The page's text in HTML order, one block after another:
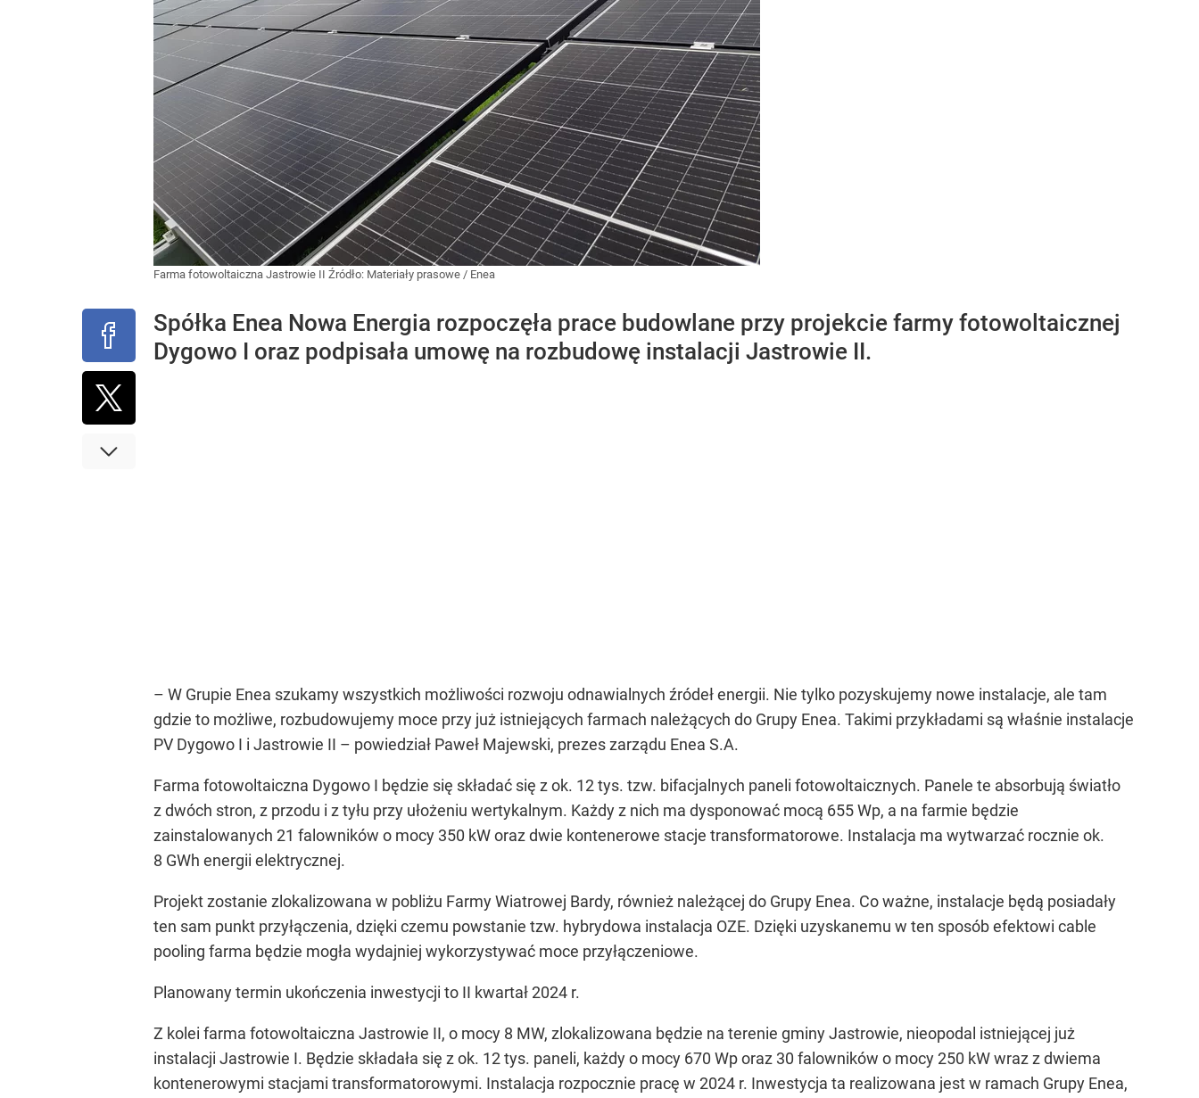
Farma fotowoltaiczna Jastrowie II Źródło: Materiały prasowe / Enea
Spółka Enea Nowa Energia rozpoczęła prace budowlane przy projekcie farmy fotowoltaicznej
Dygowo I oraz podpisała umowę na rozbudowę instalacji Jastrowie II.
– W Grupie Enea szukamy wszystkich możliwości rozwoju odnawialnych źródeł energii. Nie tylko pozyskujemy nowe instalacje, ale tam
gdzie to możliwe, rozbudowujemy moce przy już istniejących farmach należących do Grupy Enea. Takimi przykładami są właśnie instalacje
PV Dygowo I i Jastrowie II – powiedział Paweł Majewski, prezes zarządu Enea S.A.
Farma fotowoltaiczna Dygowo I będzie się składać się z ok. 12 tys. tzw. bifacjalnych paneli fotowoltaicznych. Panele te absorbują światło
z dwóch stron, z przodu i z tyłu przy ułożeniu wertykalnym. Każdy z nich ma dysponować mocą 655 Wp, a na farmie będzie
zainstalowanych 21 falowników o mocy 350 kW oraz dwie kontenerowe stacje transformatorowe. Instalacja ma wytwarzać rocznie ok.
8 GWh energii elektrycznej.
Projekt zostanie zlokalizowana w pobliżu Farmy Wiatrowej Bardy, również należącej do Grupy Enea. Co ważne, instalacje będą posiadały
ten sam punkt przyłączenia, dzięki czemu powstanie tzw. hybrydowa instalacja OZE. Dzięki uzyskanemu w ten sposób efektowi cable
pooling farma będzie mogła wydajniej wykorzystywać moce przyłączeniowe.
Planowany termin ukończenia inwestycji to II kwartał 2024 r.
Z kolei farma fotowoltaiczna Jastrowie II, o mocy 8 MW, zlokalizowana będzie na terenie gminy Jastrowie, nieopodal istniejącej już
instalacji Jastrowie I. Będzie składała się z ok. 12 tys. paneli, każdy o mocy 670 Wp oraz 30 falowników o mocy 250 kW wraz z dwiema
kontenerowymi stacjami transformatorowymi. Instalacja rozpocznie pracę w 2024 r. Inwestycja ta realizowana jest w ramach Grupy Enea,